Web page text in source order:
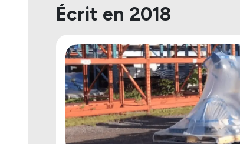
Écrit en 2018